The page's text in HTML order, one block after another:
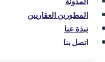
المطورين العقاريين
نبذة عنا
اتصل بنا